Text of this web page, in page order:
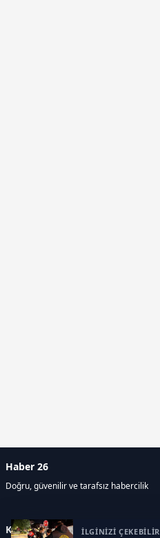
İLGİNİZİ ÇEKEBİLİR
Haber 26
Doğru, güvenilir ve tarafsız habercilik
Kategoriler